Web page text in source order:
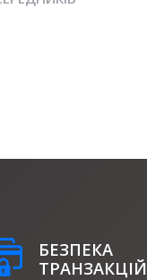
БЕЗПЕКА
ТРАНЗАКЦІЙ